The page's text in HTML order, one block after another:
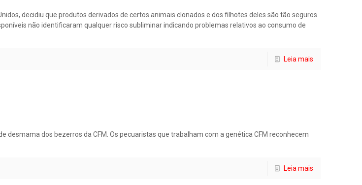
decidiu que produtos derivados de certos animais clonados e dos filhotes deles são tão seguros
não identificaram qualquer risco subliminar indicando problemas relativos ao consumo de
Leia mais
desmama dos bezerros da CFM. Os pecuaristas que trabalham com a genética CFM reconhecem
Leia mais